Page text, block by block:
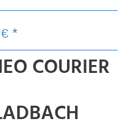
€ *
COURIER